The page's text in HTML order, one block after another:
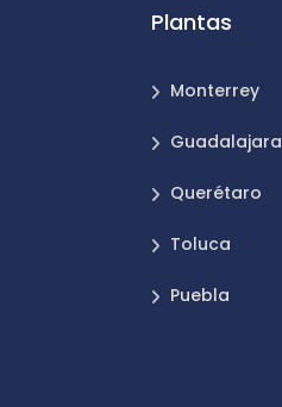
Plantas
Monterrey
Guadalajara
Querétaro
Toluca
Puebla